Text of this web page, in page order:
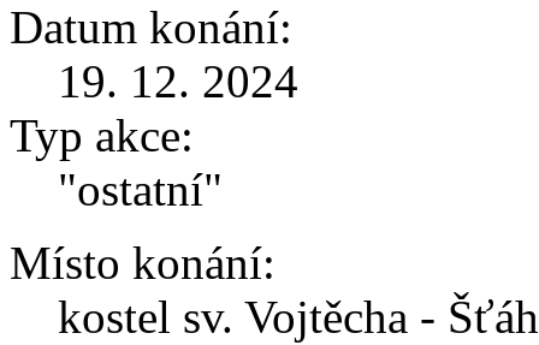
Datum konání:
19. 12. 2024
Typ akce:
"ostatní"
Místo konání:
kostel sv. Vojtěcha -